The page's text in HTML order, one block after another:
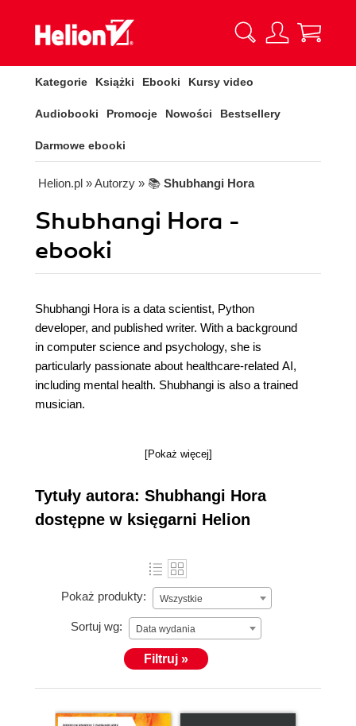
Kategorie Książki Ebooki Kursy video
Audiobooki Promocje Nowości Bestsellery
Darmowe ebooki
Helion.pl » Autorzy » 📚 Shubhangi Hora
Shubhangi Hora -
ebooki
Shubhangi Hora is a data scientist, Python
developer, and published writer. With a background
in computer science and psychology, she is
particularly passionate about healthcare-related AI,
including mental health. Shubhangi is also a trained
musician.
[Pokaż więcej]
Tytuły autora: Shubhangi Hora
dostępne w księgarni Helion
Pokaż produkty: Wszystkie
Sortuj wg: Data wydania
Filtruj »